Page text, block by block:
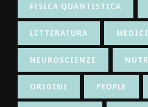
FISICA QUANTISTICA
LETTERATURA
NEUROSCIENZE
ORIGINI PEOPLE